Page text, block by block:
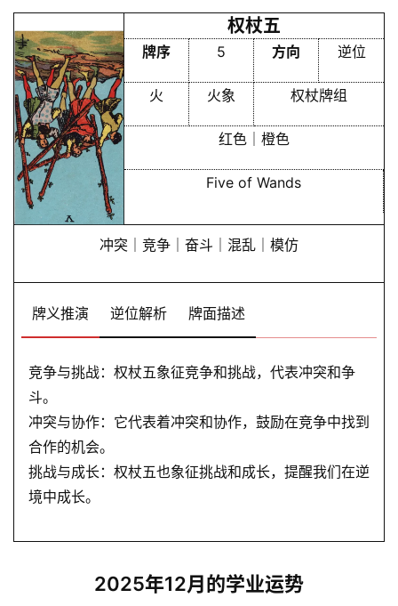
首
页
黄
历
占
卜
解
梦
务
登录 注册
权杖五
牌序 5 方向 逆位
火 火象 权杖牌组
红色｜橙色
Five of Wands
冲突｜竞争｜奋斗｜混乱｜模仿
牌义推演 逆位解析 牌面描述
竞争与挑战：权杖五象征竞争和挑战，代表冲突和争
斗。
冲突与协作：它代表着冲突和协作，鼓励在竞争中找到
合作的机会。
挑战与成长：权杖五也象征挑战和成长，提醒我们在逆
境中成长。
2025年12月的学业运势